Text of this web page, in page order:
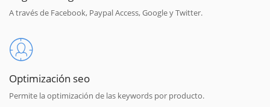
A través de Facebook, Paypal Access, Google y Twitter.
Optimización seo
Permite la optimización de las keywords por producto.